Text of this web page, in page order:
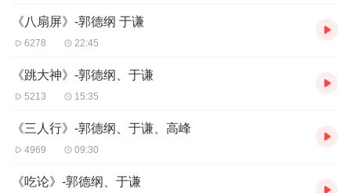
《八扇屏》-郭德纲 于谦
6278 22:45
《跳大神》-郭德纲、于谦
5213 15:35
《三人行》-郭德纲、于谦、高峰
4969 09:30
《吃论》-郭德纲、于谦